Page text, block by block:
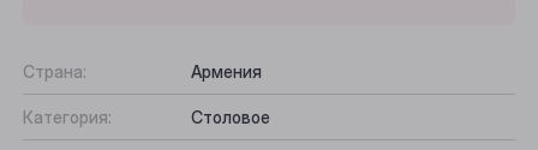
Страна: Армения
Категория: Столовое